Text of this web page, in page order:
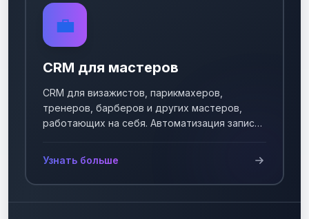
💼
CRM для мастеров
CRM для визажистов, парикмахеров,
тренеров, барберов и других мастеров,
работающих на себя. Автоматизация записи
Узнать больше